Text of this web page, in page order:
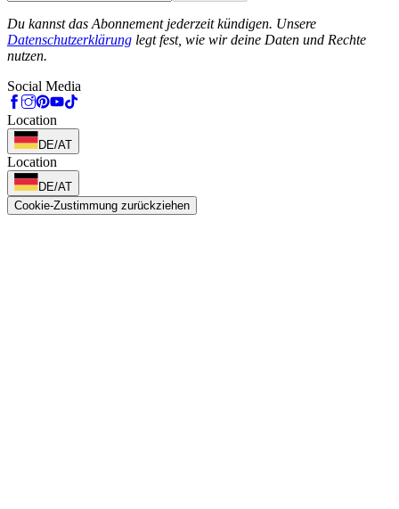
Du kannst das Abonnement jederzeit kündigen. Unsere
Datenschutzerklärung legt fest, wie wir deine Daten und Rechte
nutzen.
Social Media
Location
DE/AT
Location
DE/AT
Cookie-Zustimmung zurückziehen